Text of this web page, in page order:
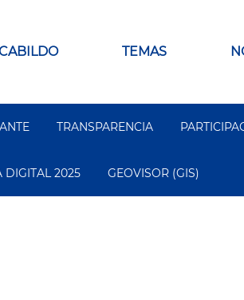
TEMAS
TRANSPARENCIA
DIGITAL 2025 GEOVISOR (GIS)